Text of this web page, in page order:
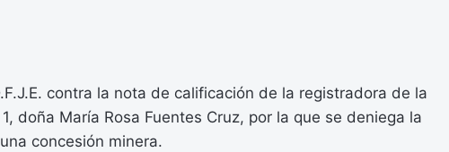
contra la nota de calificación de la registradora de la
doña María Rosa Fuentes Cruz, por la que se deniega la
concesión minera.